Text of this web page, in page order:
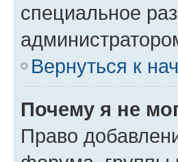
специальное
Вернуться к
Почему я не
Право